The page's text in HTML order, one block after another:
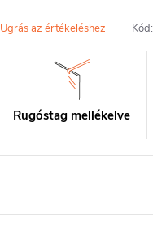
Ugrás az értékeléshez Kód:
Rugóstag mellékelve